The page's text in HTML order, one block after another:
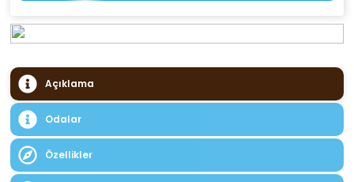
Açıklama
Odalar
Özellikler